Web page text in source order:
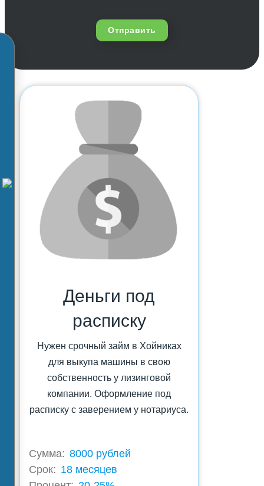
Отправить
Деньги под
расписку
Нужен срочный займ в Хойниках
для выкупа машины в свою
собственность у лизинговой
компании. Оформление под
расписку с заверением у нотариуса.
Сумма: 8000 рублей
Срок: 18 месяцев